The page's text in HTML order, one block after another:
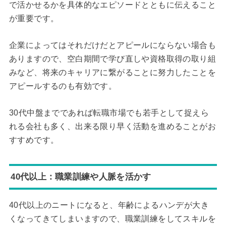
で活かせるかを具体的なエピソードとともに伝えること
が重要です。
企業によってはそれだけだとアピールにならない場合も
ありますので、空白期間で学び直しや資格取得の取り組
みなど、将来のキャリアに繋がることに努力したことを
アピールするのも有効です。
30代中盤までであれば転職市場でも若手として捉えら
れる会社も多く、出来る限り早く活動を進めることがお
すすめです。
40代以上：職業訓練や人脈を活かす
40代以上のニートになると、年齢によるハンデが大き
くなってきてしまいますので、職業訓練をしてスキルを